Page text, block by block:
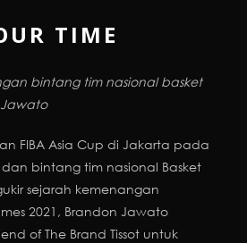
TIME
bintang tim nasional basket
FIBA Asia Cup di Jakarta pada
bintang tim nasional Basket
sejarah kemenangan
2021, Brandon Jawato
of The Brand Tissot untuk